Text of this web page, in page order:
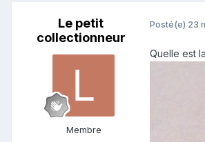
Le petit
collectionneur
Membre
Posté(e) 23
Quelle est